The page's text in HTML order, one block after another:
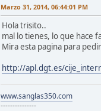
Marzo 31, 2014, 06:44:01 PM
Hola trisito..
mal lo tienes, lo que hace
Mira esta pagina para
http://apl.dgt.es/
www.sanglas350.com
---------------